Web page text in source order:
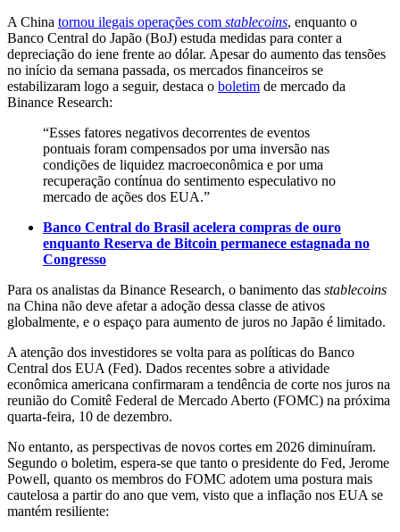
A China tornou ilegais operações com stablecoins, enquanto o
Banco Central do Japão (BoJ) estuda medidas para conter a
depreciação do iene frente ao dólar. Apesar do aumento das tensões
no início da semana passada, os mercados financeiros se
estabilizaram logo a seguir, destaca o boletim de mercado da
Binance Research:
“Esses fatores negativos decorrentes de eventos
pontuais foram compensados ​​por uma inversão nas
condições de liquidez macroeconômica e por uma
recuperação contínua do sentimento especulativo no
mercado de ações dos EUA.”
Banco Central do Brasil acelera compras de ouro
enquanto Reserva de Bitcoin permanece estagnada no
Congresso
Para os analistas da Binance Research, o banimento das stablecoins
na China não deve afetar a adoção dessa classe de ativos
globalmente, e o espaço para aumento de juros no Japão é limitado.
A atenção dos investidores se volta para as políticas do Banco
Central dos EUA (Fed). Dados recentes sobre a atividade
econômica americana confirmaram a tendência de corte nos juros na
reunião do Comitê Federal de Mercado Aberto (FOMC) na próxima
quarta-feira, 10 de dezembro.
No entanto, as perspectivas de novos cortes em 2026 diminuíram.
Segundo o boletim, espera-se que tanto o presidente do Fed, Jerome
Powell, quanto os membros do FOMC adotem uma postura mais
cautelosa a partir do ano que vem, visto que a inflação nos EUA se
mantém resiliente: